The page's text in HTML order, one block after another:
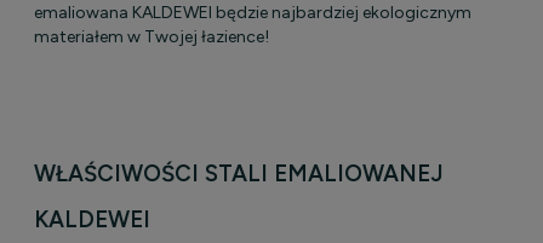
emaliowana KALDEWEI będzie najbardziej ekologicznym
materiałem w Twojej łazience!
WŁAŚCIWOŚCI STALI EMALIOWANEJ
KALDEWEI